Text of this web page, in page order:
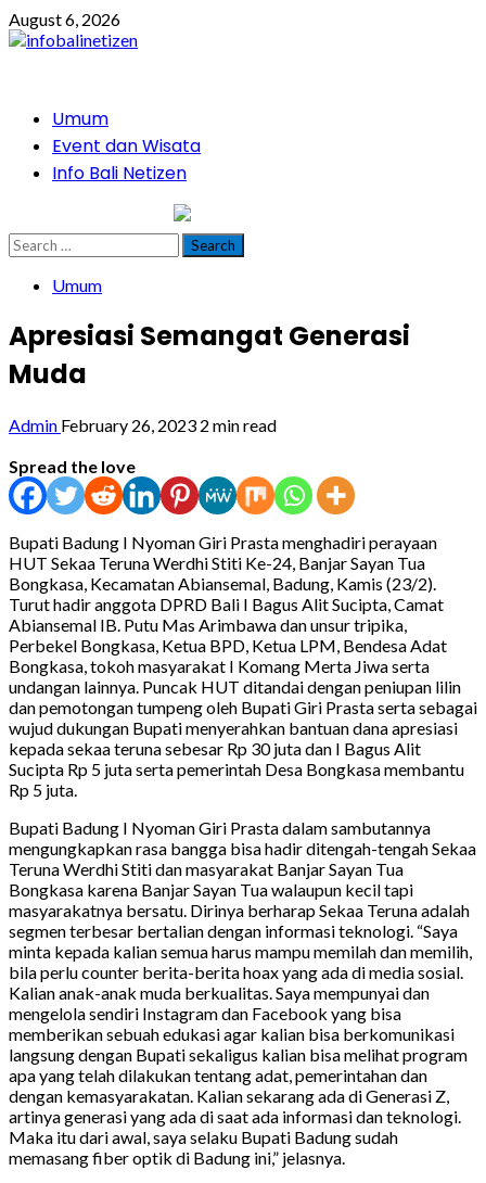
Skip
to
August 6, 2026
PrimaryUmum
Event dan Wisata
Info Bali Netizen
Search
for:
Umum
Apresiasi Semangat Generasi
Muda
Admin February 26, 2023 2 min read
Spread the love
Bupati Badung I Nyoman Giri Prasta menghadiri perayaan
HUT Sekaa Teruna Werdhi Stiti Ke-24, Banjar Sayan Tua
Bongkasa, Kecamatan Abiansemal, Badung, Kamis (23/2).
Turut hadir anggota DPRD Bali I Bagus Alit Sucipta, Camat
Abiansemal IB. Putu Mas Arimbawa dan unsur tripika,
Perbekel Bongkasa, Ketua BPD, Ketua LPM, Bendesa Adat
Bongkasa, tokoh masyarakat I Komang Merta Jiwa serta
undangan lainnya. Puncak HUT ditandai dengan peniupan lilin
dan pemotongan tumpeng oleh Bupati Giri Prasta serta sebagai
wujud dukungan Bupati menyerahkan bantuan dana apresiasi
kepada sekaa teruna sebesar Rp 30 juta dan I Bagus Alit
Sucipta Rp 5 juta serta pemerintah Desa Bongkasa membantu
Rp 5 juta.
Bupati Badung I Nyoman Giri Prasta dalam sambutannya
mengungkapkan rasa bangga bisa hadir ditengah-tengah Sekaa
Teruna Werdhi Stiti dan masyarakat Banjar Sayan Tua
Bongkasa karena Banjar Sayan Tua walaupun kecil tapi
masyarakatnya bersatu. Dirinya berharap Sekaa Teruna adalah
segmen terbesar bertalian dengan informasi teknologi. “Saya
minta kepada kalian semua harus mampu memilah dan memilih,
bila perlu counter berita-berita hoax yang ada di media sosial.
Kalian anak-anak muda berkualitas. Saya mempunyai dan
mengelola sendiri Instagram dan Facebook yang bisa
memberikan sebuah edukasi agar kalian bisa berkomunikasi
langsung dengan Bupati sekaligus kalian bisa melihat program
apa yang telah dilakukan tentang adat, pemerintahan dan
dengan kemasyarakatan. Kalian sekarang ada di Generasi Z,
artinya generasi yang ada di saat ada informasi dan teknologi.
Maka itu dari awal, saya selaku Bupati Badung sudah
memasang fiber optik di Badung ini,” jelasnya.